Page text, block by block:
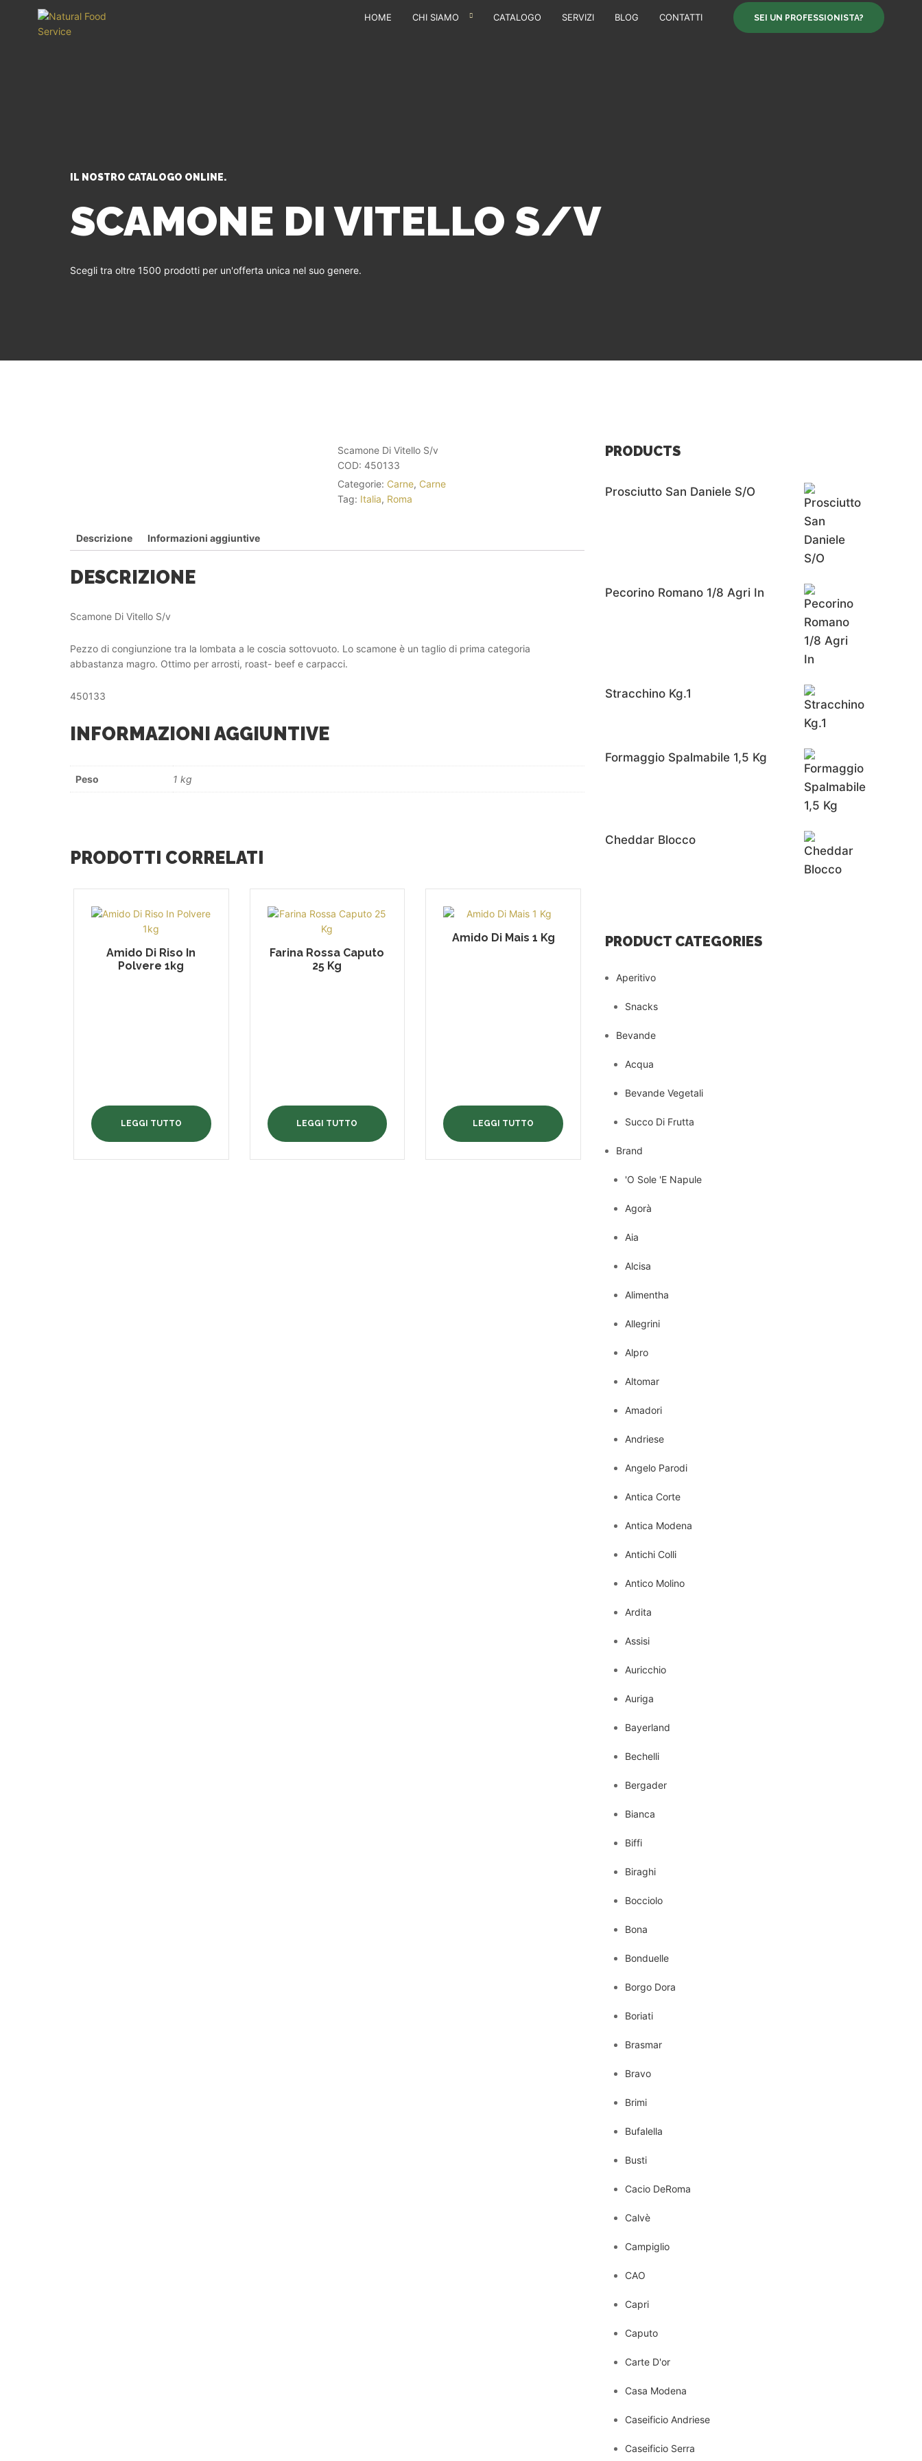
HOME CHI SIAMO CATALOGO SERVIZI BLOG CONTATTI SEI UN PROFESSIONISTA?
IL NOSTRO CATALOGO ONLINE.
SCAMONE DI VITELLO S/V
Scegli tra oltre 1500 prodotti per un'offerta unica nel suo genere.
Scamone Di Vitello S/v
COD: 450133
Categorie: Carne, Carne
Tag: Italia, Roma
Descrizione Informazioni aggiuntive
DESCRIZIONE
Scamone Di Vitello S/v
Pezzo di congiunzione tra la lombata a le coscia sottovuoto. Lo scamone è un taglio di prima categoria
abbastanza magro. Ottimo per arrosti, roast- beef e carpacci.
450133
INFORMAZIONI AGGIUNTIVE
Peso 1 kg
PRODOTTI CORRELATI
Amido Di Riso In
Polvere 1kg
LEGGI TUTTO
Farina Rossa Caputo
25 Kg
LEGGI TUTTO
Amido Di Mais 1 Kg
LEGGI TUTTO
PRODUCTS
Prosciutto San Daniele S/o
Pecorino Romano 1/8 Agri In
Stracchino Kg.1
Formaggio Spalmabile 1,5 Kg
Cheddar Blocco
PRODUCT CATEGORIES
Aperitivo
Snacks
Bevande
Acqua
Bevande Vegetali
Succo Di Frutta
Brand
'O Sole 'E Napule
Agorà
Aia
Alcisa
Alimentha
Allegrini
Alpro
Altomar
Amadori
Andriese
Angelo Parodi
Antica Corte
Antica Modena
Antichi Colli
Antico Molino
Ardita
Assisi
Auricchio
Auriga
Bayerland
Bechelli
Bergader
Bianca
Biffi
Biraghi
Bocciolo
Bona
Bonduelle
Borgo Dora
Boriati
Brasmar
Bravo
Brimi
Bufalella
Busti
Cacio DeRoma
Calvè
Campiglio
CAO
Capri
Caputo
Carte D'or
Casa Modena
Caseificio Andriese
Caseificio Serra